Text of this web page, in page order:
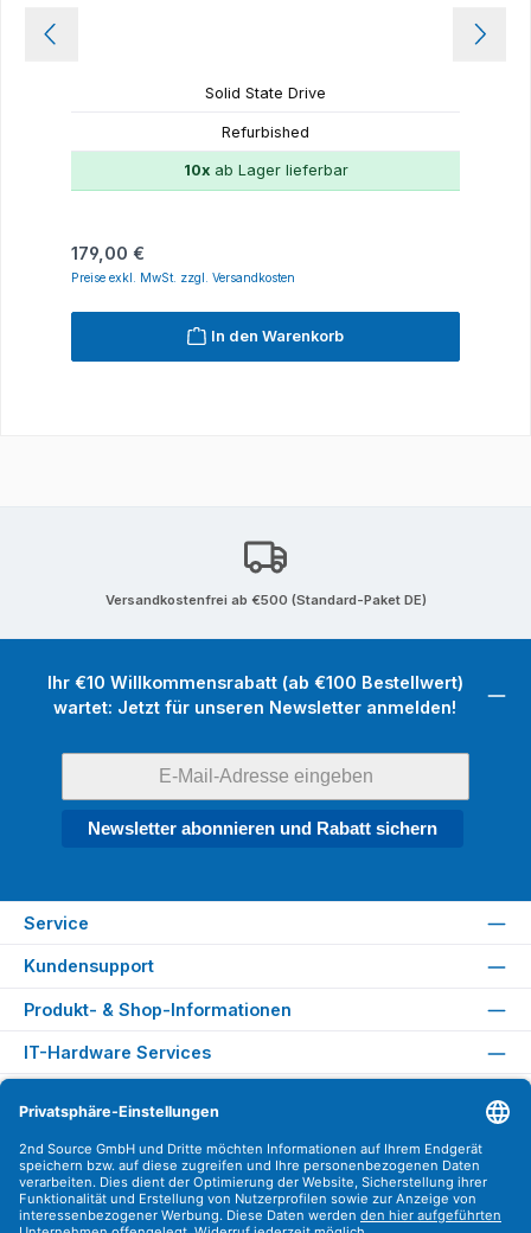
Solid State Drive
Refurbished
10xab Lager lieferbar
Regulärer Preis:
179,00 €
Preise exkl. MwSt. zzgl. Versandkosten
In den Warenkorb
Versandkostenfrei ab €500 (Standard-Paket DE)
Ihr €10 Willkommensrabatt (ab €100 Bestellwert)
wartet: Jetzt für unseren Newsletter anmelden!
Newsletter abonnieren und Rabatt sichern
Service
Kundensupport
Produkt- & Shop-Informationen
IT-Hardware Services
Versandarten
Zahlungsarten
Sicher Einkaufen